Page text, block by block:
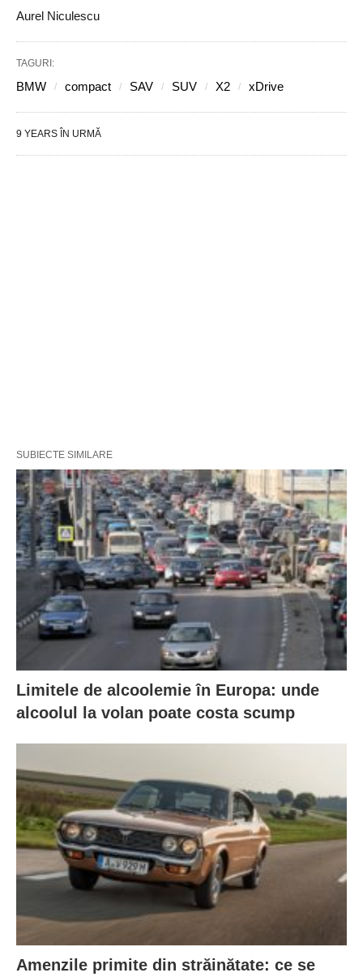
Aurel Niculescu
TAGURI:
BMW compact SAV SUV X2 xDrive
9 YEARS ÎN URMĂ
SUBIECTE SIMILARE
Limitele de alcoolemie în Europa: unde
alcoolul la volan poate costa scump
Amenzile primite din străinătate: ce se